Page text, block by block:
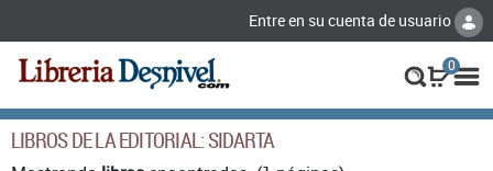
Entre en su cuenta de usuario
0
LIBROS DE LA EDITORIAL: SIDARTA